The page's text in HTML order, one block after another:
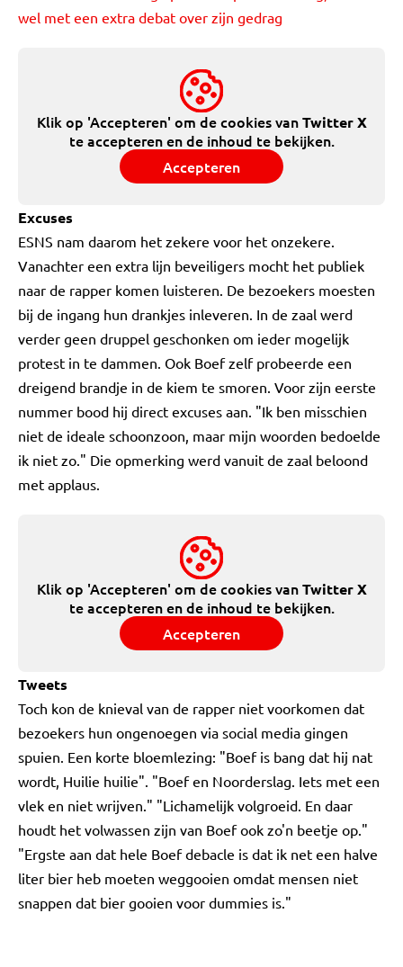
wel met een extra debat over zijn gedrag
Klik op 'Accepteren' om de cookies vanTwitter X
te accepteren en de inhoud te bekijken.
Accepteren
Excuses
ESNS nam daarom het zekere voor het onzekere.
Vanachter een extra lijn beveiligers mocht het publiek
naar de rapper komen luisteren. De bezoekers moesten
bij de ingang hun drankjes inleveren. In de zaal werd
verder geen druppel geschonken om ieder mogelijk
protest in te dammen. Ook Boef zelf probeerde een
dreigend brandje in de kiem te smoren. Voor zijn eerste
nummer bood hij direct excuses aan. "Ik ben misschien
niet de ideale schoonzoon, maar mijn woorden bedoelde
ik niet zo." Die opmerking werd vanuit de zaal beloond
met applaus.
Klik op 'Accepteren' om de cookies vanTwitter X
te accepteren en de inhoud te bekijken.
Accepteren
Tweets
Toch kon de knieval van de rapper niet voorkomen dat
bezoekers hun ongenoegen via social media gingen
spuien. Een korte bloemlezing: "Boef is bang dat hij nat
wordt, Huilie huilie". "Boef en Noorderslag. Iets met een
vlek en niet wrijven." "Lichamelijk volgroeid. En daar
houdt het volwassen zijn van Boef ook zo'n beetje op."
"Ergste aan dat hele Boef debacle is dat ik net een halve
liter bier heb moeten weggooien omdat mensen niet
snappen dat bier gooien voor dummies is."